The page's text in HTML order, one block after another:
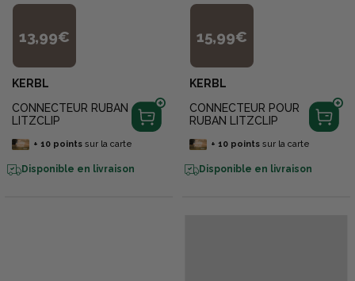
13,99€
KERBL
CONNECTEUR RUBAN
LITZCLIP
+ 10pointssur la carte
Disponible en livraison
15,99€
KERBL
CONNECTEUR POUR
RUBAN LITZCLIP
+ 10pointssur la carte
Disponible en livraison